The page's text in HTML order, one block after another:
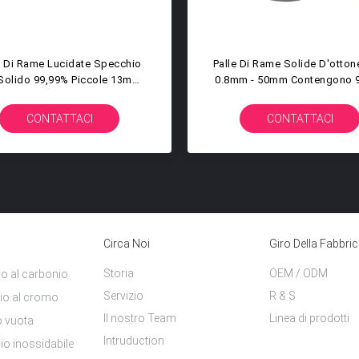
Palle Di Rame Solide Su
2.5mm 3.0mm 20mm
CONTATTACI
Palle Di Rame Solide Del T2
1.2mm 1.588mm Per La
CONTATTACI
inossidabile
al carbonio
al cromo
vuota
Circa Noi
Intruduction
Storia
Servizio
Il nostro Team
Giro Della
Linea di prodotti
OEM / ODM
R & S